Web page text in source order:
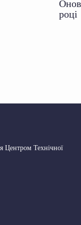
році
Центром Технічної